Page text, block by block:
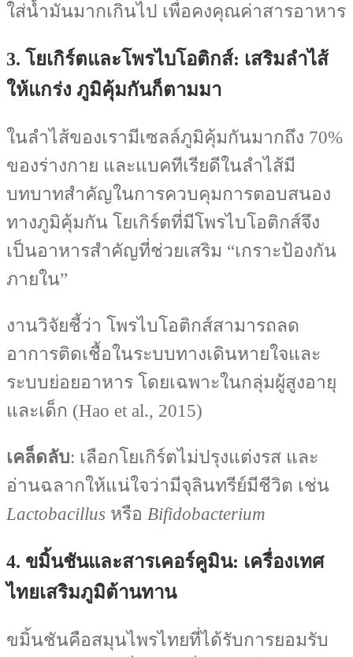
ใส่น้ำมันมากเกินไป เพื่อคงคุณค่าสารอาหาร
3. โยเกิร์ตและโพรไบโอติกส์: เสริมลำไส้
ให้แกร่ง ภูมิคุ้มกันก็ตามมา
ในลำไส้ของเรามีเซลล์ภูมิคุ้มกันมากถึง 70%
ของร่างกาย และแบคทีเรียดีในลำไส้มี
บทบาทสำคัญในการควบคุมการตอบสนอง
ทางภูมิคุ้มกัน โยเกิร์ตที่มีโพรไบโอติกส์จึง
เป็นอาหารสำคัญที่ช่วยเสริม “เกราะป้องกัน
ภายใน”
งานวิจัยชี้ว่า โพรไบโอติกส์สามารถลด
อาการติดเชื้อในระบบทางเดินหายใจและ
ระบบย่อยอาหาร โดยเฉพาะในกลุ่มผู้สูงอายุ
และเด็ก (Hao et al., 2015)
เคล็ดลับ: เลือกโยเกิร์ตไม่ปรุงแต่งรส และ
อ่านฉลากให้แน่ใจว่ามีจุลินทรีย์มีชีวิต เช่น
Lactobacillus หรือ Bifidobacterium
4. ขมิ้นชันและสารเคอร์คูมิน: เครื่องเทศ
ไทยเสริมภูมิต้านทาน
ขมิ้นชันคือสมุนไพรไทยที่ได้รับการยอมรับ